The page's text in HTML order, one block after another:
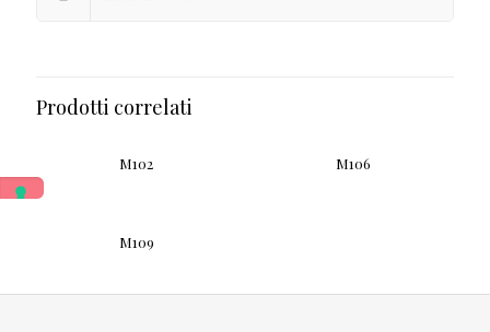
Prodotti correlati
M102 M106
M109